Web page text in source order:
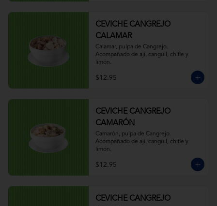
CEVICHE CANGREJO
CALAMAR
Calamar, pulpa de Cangrejo.
Acompañado de ají, canguil, chifle y
limón.
$12.95
CEVICHE CANGREJO
CAMARÓN
Camarón, pulpa de Cangrejo.
Acompañado de ají, canguil, chifle y
limón.
$12.95
CEVICHE CANGREJO